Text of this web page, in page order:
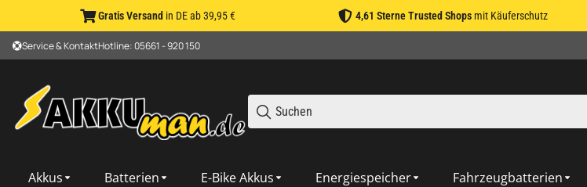
Gratis Versand in DE ab 39,95 € 4,61 Sterne Trusted Shopsmit Käuferschutz
Service & KontaktHotline: 05661 - 920 150
Akkus Batterien E-Bike Akkus Energiespeicher Fahrzeugbatterien